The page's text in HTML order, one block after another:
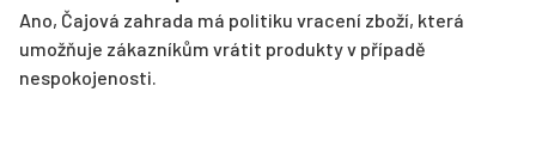
Ano, Čajová zahrada má politiku vracení zboží, která
umožňuje zákazníkům vrátit produkty v případě
nespokojenosti.